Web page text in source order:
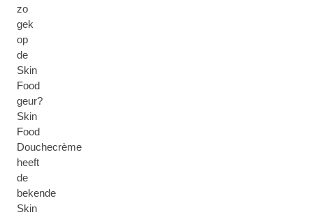
zo
gek
op
de
Skin
Food
geur?
Skin
Food
Douchecrème
heeft
de
bekende
Skin